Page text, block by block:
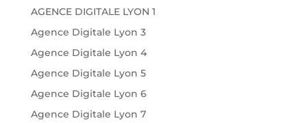
AGENCE DIGITALE LYON 1
Agence Digitale Lyon 3
Agence Digitale Lyon 4
Agence Digitale Lyon 5
Agence Digitale Lyon 6
Agence Digitale Lyon 7